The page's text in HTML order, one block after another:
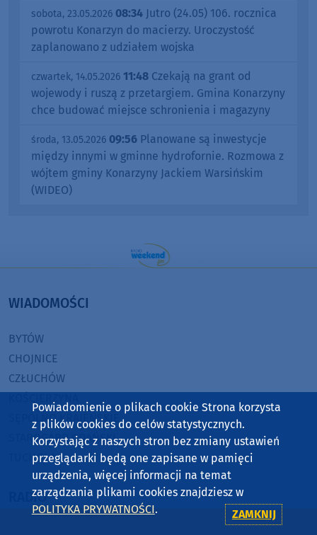
sobota, 23.05.2026 08:34 Jutro (24.05) 106. rocznica
powrotu Konarzyn do macierzy. Uroczystość
zaplanowano z udziałem wojska
czwartek, 14.05.2026 11:48 Czekają na grant od
wojewody i ruszą z przetargiem. Gmina Konarzyny
chce budować miejsce schronienia i magazyny
środa, 13.05.2026 09:56 Planowane są inwestycje
między innymi w gminne hydrofornie. Rozmowa z
wójtem gminy Konarzyny Jackiem Warsińskim
(WIDEO)
WIADOMOŚCI
BYTÓW
CHOJNICE
CZŁUCHÓW
SĘPÓLNO KRAJEŃSKIE
STAROGARD GDAŃSKI
TUCHOLA
RADIO
Powiadomienie o plikach cookie Strona korzysta
z plików cookies do celów statystycznych.
Korzystając z naszych stron bez zmiany ustawień
przeglądarki będą one zapisane w pamięci
urządzenia, więcej informacji na temat
zarządzania plikami cookies znajdziesz w
POLITYKA PRYWATNOŚCI. ZAMKNIJ